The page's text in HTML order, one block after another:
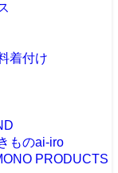
着付け
ものai-iro
PRODUCTS